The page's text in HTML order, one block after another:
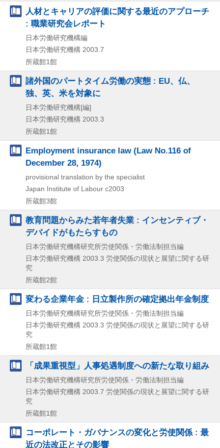
人材とキャリアの評価に関する最近のアプローチ
: 職業研究会レポート
日本労働研究機構編
日本労働研究機構 2003.7
所蔵館1館
諸外国のパートタイム労働の実態 : EU、仏、
独、英、米を対象に
日本労働研究機構[編]
日本労働研究機構 2003.3
所蔵館1館
Employment insurance law (Law No.116 of
December 28, 1974)
provisional translation by the specialist
Japan Institute of Labour c2003
所蔵館3館
教育問題からみた若年者失業 : インセンティブ・
デバイドがもたらすもの
日本労働研究機構研究所労使関係・労働法制担当編
日本労働研究機構 2003.3 労使関係の現状と展望に関する研
究
所蔵館2館
変わる企業年金 : 日立製作所の確定拠出年金制度
日本労働研究機構研究所労使関係・労働法制担当編
日本労働研究機構 2003.3 労使関係の現状と展望に関する研
究
所蔵館1館
「成果重視型」人事処遇制度への新たな取り組み
日本労働研究機構研究所労使関係・労働法制担当編
日本労働研究機構 2003.7 労使関係の現状と展望に関する研
究
所蔵館1館
コーポレート・ガバナンスの変化と労使関係 : 最
近の法改正とその影響